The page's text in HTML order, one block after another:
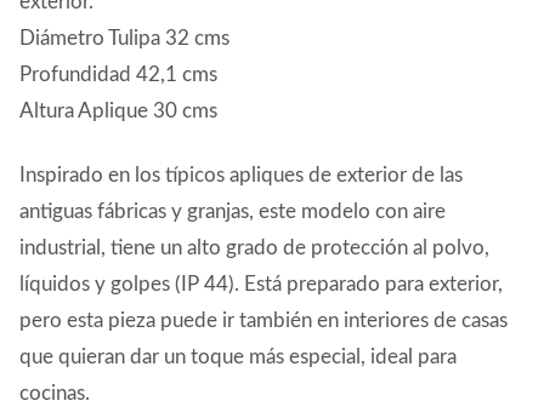
Diámetro Tulipa 32 cms
Profundidad 42,1 cms
Altura Aplique 30 cms
Inspirado en los típicos apliques de exterior de las
antiguas fábricas y granjas, este modelo con aire
industrial, tiene un alto grado de protección al polvo,
líquidos y golpes (IP 44). Está preparado para exterior,
pero esta pieza puede ir también en interiores de casas
que quieran dar un toque más especial, ideal para
cocinas.